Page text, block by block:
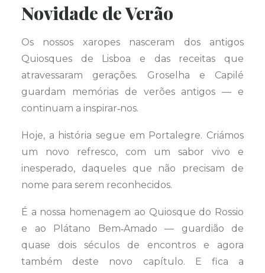
Novidade de Verão
Os nossos xaropes nasceram dos antigos
Quiosques de Lisboa e das receitas que
atravessaram gerações. Groselha e Capilé
guardam memórias de verões antigos — e
continuam a inspirar‑nos.
Hoje, a história segue em Portalegre. Criámos
um novo refresco, com um sabor vivo e
inesperado, daqueles que não precisam de
nome para serem reconhecidos.
É a nossa homenagem ao Quiosque do Rossio
e ao Plátano Bem‑Amado — guardião de
quase dois séculos de encontros e agora
também deste novo capítulo. E fica a